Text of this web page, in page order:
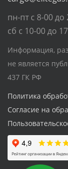
пн-пт с 8-00 до
сб с 10-00 до
Информация,
не является
437 ГК РФ
Политика
Согласие на